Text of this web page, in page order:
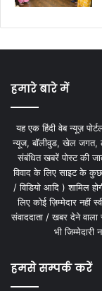
हमारे बारे में
यह एक हिंदी वेब न्यूज़
न्यूज, बॉलीवुड, खेल जगत,
संबंधित खबरें पोस्ट की
विवाद के लिए साइट के कुछ
/ विडियो आदि ) शामिल
लिए कोई ज़िम्मेदार नहीं
संवाददाता / खबर देने
भी जिम्मेदारी
हमसे सम्पर्क करें